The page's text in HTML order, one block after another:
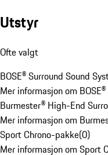
Utstyr
Ofte valgt
BOSE® Surround Sound
Mer informasjon om
Burmester® High-End
Mer informasjon om
Sport Chrono-pakke(0)
Mer informasjon om Sport